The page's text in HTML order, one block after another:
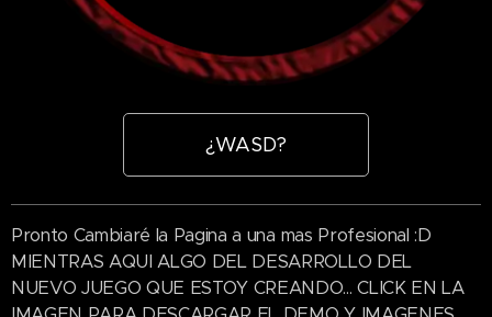
¿WASD?
Pronto Cambiaré la Pagina a una mas Profesional :D
MIENTRAS AQUI ALGO DEL DESARROLLO DEL
NUEVO JUEGO QUE ESTOY CREANDO... CLICK EN LA